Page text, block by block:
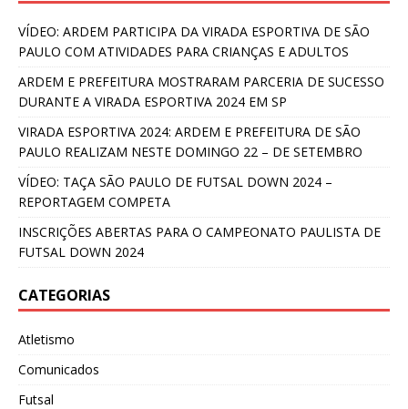
VÍDEO: ARDEM PARTICIPA DA VIRADA ESPORTIVA DE SÃO
PAULO COM ATIVIDADES PARA CRIANÇAS E ADULTOS
ARDEM E PREFEITURA MOSTRARAM PARCERIA DE SUCESSO
DURANTE A VIRADA ESPORTIVA 2024 EM SP
VIRADA ESPORTIVA 2024: ARDEM E PREFEITURA DE SÃO
PAULO REALIZAM NESTE DOMINGO 22 – DE SETEMBRO
VÍDEO: TAÇA SÃO PAULO DE FUTSAL DOWN 2024 –
REPORTAGEM COMPETA
INSCRIÇÕES ABERTAS PARA O CAMPEONATO PAULISTA DE
FUTSAL DOWN 2024
CATEGORIAS
Atletismo
Comunicados
Futsal